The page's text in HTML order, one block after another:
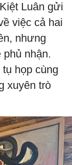
Luân gửi
việc cả hai
nhưng
phủ nhận.
họp cùng
xuyên trò